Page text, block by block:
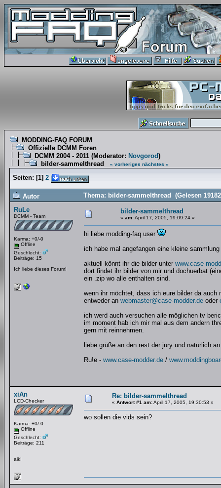
MODDING-FAQ FORUM
Offizielle DCMM Foren
DCMM 2004 - 2011 (Moderator: Novgorod)
bilder-sammelthread
« vorheriges nächstes »
Seiten: [1] 2
Autor
Thema: bilder-sammelthread (Gelesen
RuLe
DCMM - Team
Karma: +0/-0
Offline
Geschlecht:
Beiträge: 15
Ich liebe dieses Forum!
bilder-sammelthread
« am:April 17, 2005, 19:09:24 »
hi liebe modding-faq user
ich habe mal angefangen eine kleine
aktuell könnt ihr die bilder unter www.case-
dort findet ihr bilder von mir und dochuerbat
ein .zip wo alle enthalten sind.
wenn ihr möchtet, dass ich eure bilder da
entweder an webmaster@case-modder.de oder
ich werd auch versuchen alle möglichen tv
im moment hab ich mir mal aus dem andern
gern mit reinnehmen.
liebe grüße an den rest der jury und natürlich
Ru!e - www.case-modder.de /
xiAn
LCD-Checker
Karma: +0/-0
Offline
Geschlecht:
Beiträge: 211
aik!
Re: bilder-sammelthread
« Antwort #1 am:April 17, 2005, 19:30:53 »
wo sollen die vids sein?